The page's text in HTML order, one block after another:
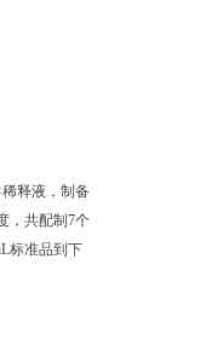
释液，制备
，共配制7个
标准品到下